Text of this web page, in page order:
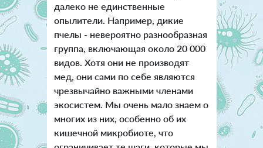
далеко не единственные
опылители. Например, дикие
пчелы - невероятно разнообразная
группа, включающая около 20 000
видов. Хотя они не производят
мед, они сами по себе являются
чрезвычайно важными членами
экосистем. Мы очень мало знаем о
многих из них, особенно об их
кишечной микробиоте, что